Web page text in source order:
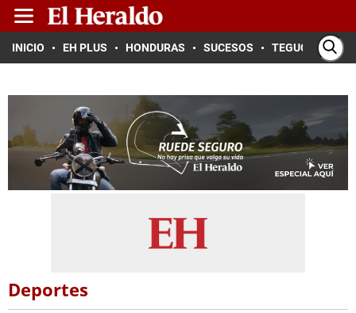
INICIO EH PLUS HONDURAS SUCESOS TEGUCIGALPA
Deportes